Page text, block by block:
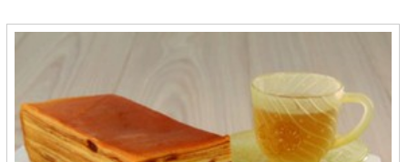
Primarasa Food Industri - Kediri
PT. Anofood Prima Nusantara - Bogor
PT. Berkat Pangan Abadi - Gresik
PT. Brata Adi Laksana - Bandung